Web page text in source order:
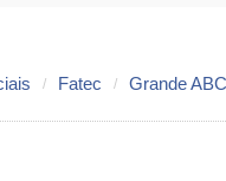
Fatec Grande ABC